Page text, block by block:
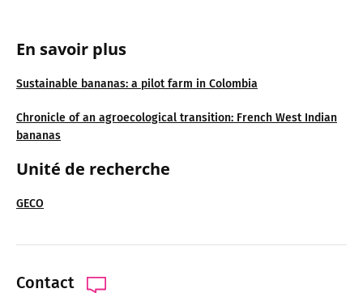
En savoir plus
Sustainable bananas: a pilot farm in Colombia
Chronicle of an agroecological transition: French West Indian
bananas
Unité de recherche
GECO
Contact